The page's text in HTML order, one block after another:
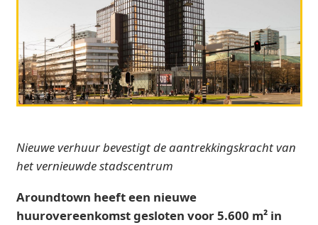
Nieuwe verhuur bevestigt de aantrekkingskracht van
het vernieuwde stadscentrum
Aroundtown heeft een nieuwe
huurovereenkomst gesloten voor 5.600 m² in